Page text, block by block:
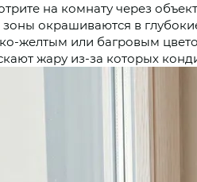
на комнату через
окрашиваются в
желтым или багровым
жару из-за которых